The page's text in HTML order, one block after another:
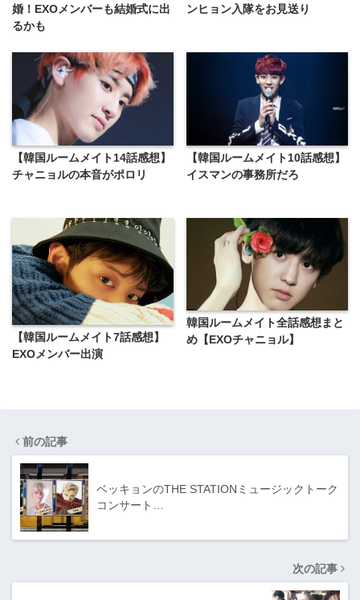
婚！EXOメンバーも結婚式に出
るかも
ンヒョン入隊をお見送り
【韓国ルームメイト14話感想】
チャニョルの本音がポロリ
【韓国ルームメイト10話感想】
イスマンの事務所だろ
【韓国ルームメイト7話感想】
EXOメンバー出演
韓国ルームメイト全話感想まと
め【EXOチャニョル】
前の記事
ベッキョンのTHE STATIONミュージックトーク
コンサート…
次の記事